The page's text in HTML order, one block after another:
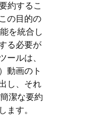
約するこ
の目的の
を統合し
る必要が
ールは、
動画のト
し、それ
潔な要約
ます。